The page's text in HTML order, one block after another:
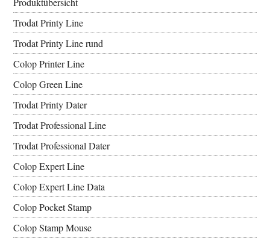
Trodat Printy Line
Trodat Printy Line rund
Colop Printer Line
Colop Green Line
Trodat Printy Dater
Trodat Professional Line
Trodat Professional Dater
Colop Expert Line
Colop Expert Line Data
Colop Pocket Stamp
Colop Stamp Mouse